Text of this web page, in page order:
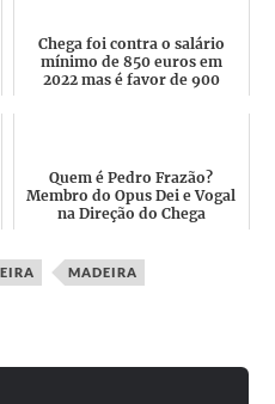
Chega foi contra o salário
mínimo de 850 euros em
2022 mas é favor de 900
Quem é Pedro Frazão?
Membro do Opus Dei e Vogal
na Direção do Chega
MADEIRA